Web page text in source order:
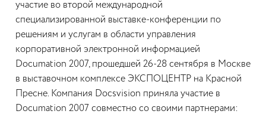
участие во второй международной
специализированной выставке-конференции по
решениям и услугам в области управления
корпоративной электронной информацией
Documation 2007, прошедшей 26-28 сентября в Москве
в выставочном комплексе ЭКСПОЦЕНТР на Красной
Пресне. Компания Docsvision приняла участие в
Documation 2007 совместно со своими партнерами: